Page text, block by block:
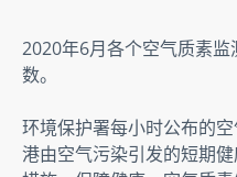
2020年6月各个空气质素
数。
环境保护署每小时公布的
港由空气污染引发的短期